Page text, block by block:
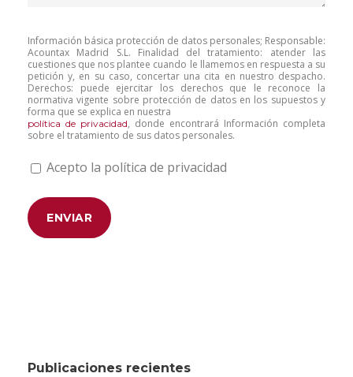
Información básica protección de datos personales; Responsable:
Acountax Madrid S.L. Finalidad del tratamiento: atender las
cuestiones que nos plantee cuando le llamemos en respuesta a su
petición y, en su caso, concertar una cita en nuestro despacho.
Derechos: puede ejercitar los derechos que le reconoce la
normativa vigente sobre protección de datos en los supuestos y
forma que se explica en nuestra
política de privacidad, donde encontrará Información completa
sobre el tratamiento de sus datos personales.
Acepto la política de privacidad
Publicaciones recientes